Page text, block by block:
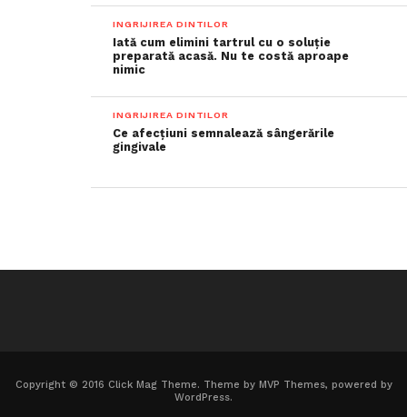
INGRIJIREA DINTILOR
Iată cum elimini tartrul cu o soluție
preparată acasă. Nu te costă aproape
nimic
INGRIJIREA DINTILOR
Ce afecțiuni semnalează sângerările
gingivale
Copyright © 2016 Click Mag Theme. Theme by MVP Themes, powered by
WordPress.